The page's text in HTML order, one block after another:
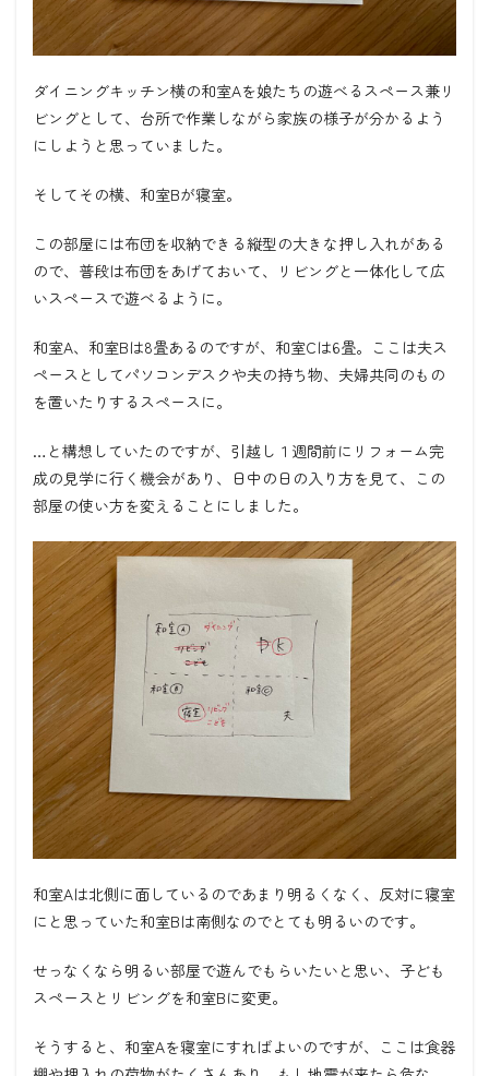
ダイニングキッチン横の和室Aを娘たちの遊べるスペース兼リ
ビングとして、台所で作業しながら家族の様子が分かるよう
にしようと思っていました。
そしてその横、和室Bが寝室。
この部屋には布団を収納できる縦型の大きな押し入れがある
ので、普段は布団をあげておいて、リビングと一体化して広
いスペースで遊べるように。
和室A、和室Bは8畳あるのですが、和室Cは6畳。ここは夫ス
ペースとしてパソコンデスクや夫の持ち物、夫婦共同のもの
を置いたりするスペースに。
…と構想していたのですが、引越し１週間前にリフォーム完
成の見学に行く機会があり、日中の日の入り方を見て、この
部屋の使い方を変えることにしました。
和室Aは北側に面しているのであまり明るくなく、反対に寝室
にと思っていた和室Bは南側なのでとても明るいのです。
せっなくなら明るい部屋で遊んでもらいたいと思い、子ども
スペースとリビングを和室Bに変更。
そうすると、和室Aを寝室にすればよいのですが、ここは食器